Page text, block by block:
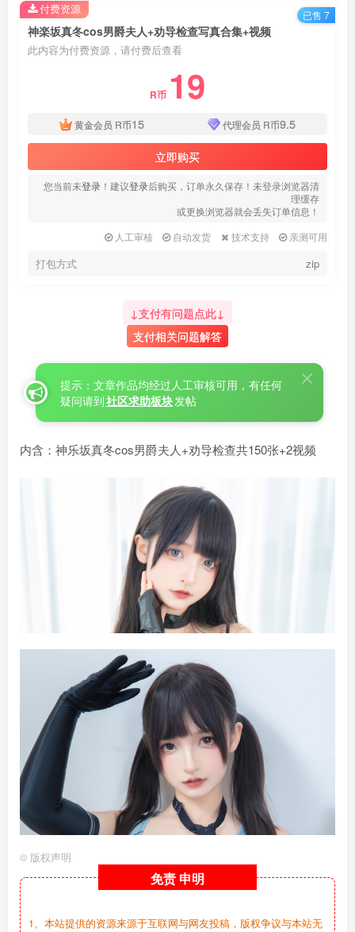
神楽坂真冬cos男爵夫人+劝导检查写真合集+视频
此内容为付费资源，请付费后查看
R币 19
黄金会员 R币15 代理会员 R币9.5
立即购买
您当前未登录 ！建议登录后购买，订单永久保存！未登录浏览器清
理缓存
或更换浏览器就会丢失订单信息！
人工审核
自动发货 技术支持 亲测可用
打包方式 zip
付费资源 已售 7
↓支付有问题点此↓
支付相关问题解答
提示：文章作品均经过人工审核可用，有任何
疑问请到社区求助板块发帖
内含：神乐坂真冬cos男爵夫人+劝导检查共150张+2视频
© 版权声明
免责 申明
1、本站提供的资源来源于互联网与网友投稿，版权争议与本站无